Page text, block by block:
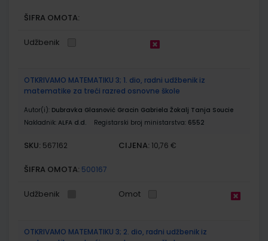
ŠIFRA OMOTA:
Udžbenik
OTKRIVAMO MATEMATIKU 3; 1. dio, radni udžbenik iz
matematike za treći razred osnovne škole
Autor(i): Dubravka Glasnović Gracin Gabriela Žokalj Tanja Soucie
Nakladnik: ALFA d.d. Registarski broj ministarstva: 6552
SKU: 567162 CIJENA: 10,76 €
ŠIFRA OMOTA: 500167
Udžbenik Omot
OTKRIVAMO MATEMATIKU 3; 2. dio, radni udžbenik iz